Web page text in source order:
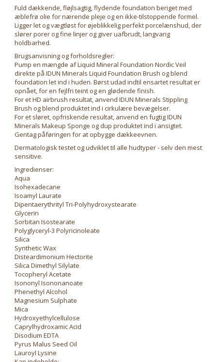
Fuld dækkende, fløjlsagtig, flydende foundation beriget med
æblefrø olie for nærende pleje og en ikke-tilstoppende formel.
Ligger let og vægtløst for øjeblikkelig perfekt porcelænshud, der
slører porer og fine linjer og giver uafbrudt, langvarig
holdbarhed.
Brugsanvisning og forholdsregler:
Pump en mængde af Liquid Mineral Foundation Nordic Veil
direkte på IDUN Minerals Liquid Foundation Brush og blend
foundation let ind i huden. Børst udad indtil ensartet resultat er
opnået, for en fejlfri teint og en glødende finish.
For et HD airbrush resultat, anvend IDUN Minerals Stippling
Brush og blend produktet ind i cirkulære bevægelser.
For et sløret, opfriskende resultat, anvend en fugtig IDUN
Minerals Makeup Sponge og dup produktet ind i ansigtet.
Gentag påføringen for at opbygge dækkeevnen.
Dermatologisk testet og udviklet til alle hudtyper - selv den mest
sensitive.
Ingredienser:
Aqua
Isohexadecane
Isoamyl Laurate
Dipentaerythrityl Tri-Polyhydroxystearate
Glycerin
Sorbitan Isostearate
Polyglyceryl-3 Polyricinoleate
Silica
Synthetic Wax
Disteardimonium Hectorite
Silica Dimethyl Silylate
Tocopheryl Acetate
Isononyl Isononanoate
Phenethyl Alcohol
Magnesium Sulphate
Mica
Hydroxyethylcellulose
Caprylhydroxamic Acid
Disodium EDTA
Pyrus Malus Seed Oil
Lauroyl Lysine